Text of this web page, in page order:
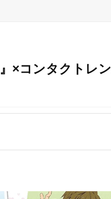
×コンタクトレ